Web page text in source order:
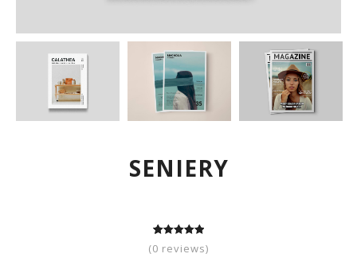
SENIERY
out of
5
based on
2
(0 reviews)